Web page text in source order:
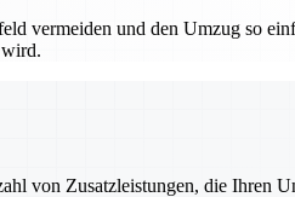
vermeiden und den Umzug so
von Zusatzleistungen, die Ihren